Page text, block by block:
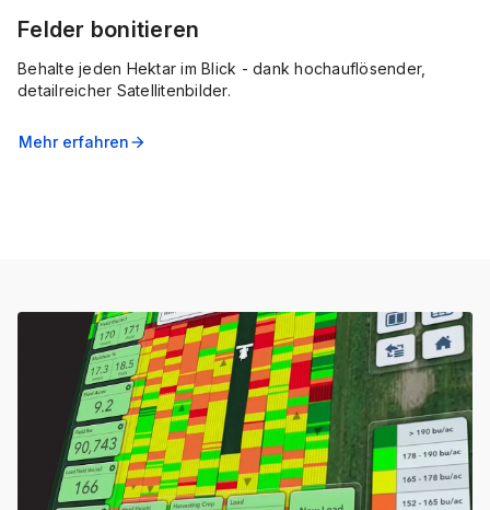
Felder bonitieren
Behalte jeden Hektar im Blick - dank hochauflösender,
detailreicher Satellitenbilder.
Mehr erfahrenarrow_forward